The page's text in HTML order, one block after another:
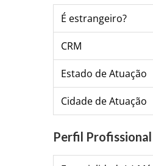
É estrangeiro?
CRM
Estado de Atuação
Cidade de Atuação
Perfil Profissional